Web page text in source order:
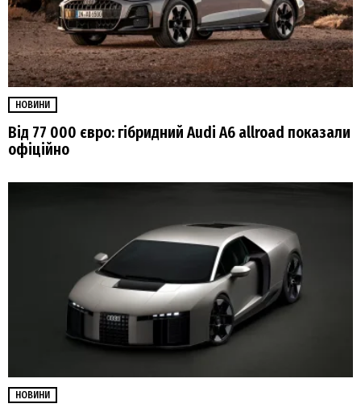
НОВИНИ
Від 77 000 євро: гібридний Audi A6 allroad показали
офіційно
НОВИНИ